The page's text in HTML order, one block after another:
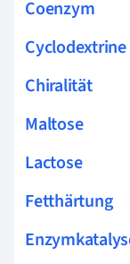
Coenzym
Cyclodextrine
Chiralität
Maltose
Lactose
Fetthärtung